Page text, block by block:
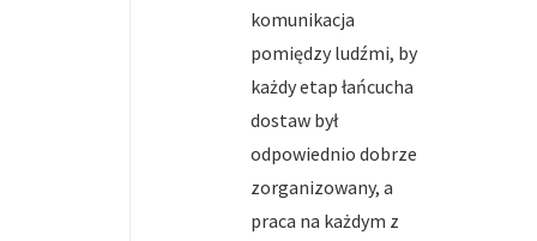
komunikacja
pomiędzy ludźmi, by
każdy etap łańcucha
dostaw był
odpowiednio dobrze
zorganizowany, a
praca na każdym z